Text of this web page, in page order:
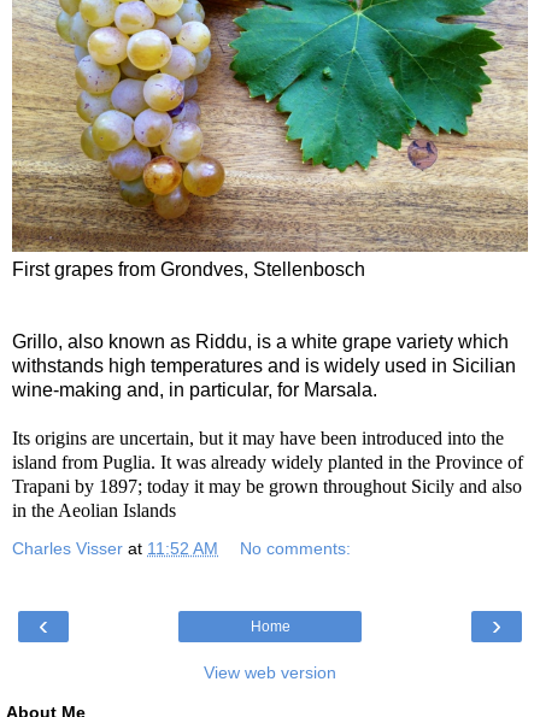
First grapes from Grondves, Stellenbosch
Grillo, also known as Riddu, is a white grape variety which
withstands high temperatures and is widely used in Sicilian
wine-making and, in particular, for Marsala.
Its origins are uncertain, but it may have been introduced into the
island from Puglia. It was already widely planted in the Province of
Trapani by 1897; today it may be grown throughout Sicily and also
in theAeolian Islands
Charles Visser at 11:52 AM No comments:
‹ ›
Home
View web version
About Me